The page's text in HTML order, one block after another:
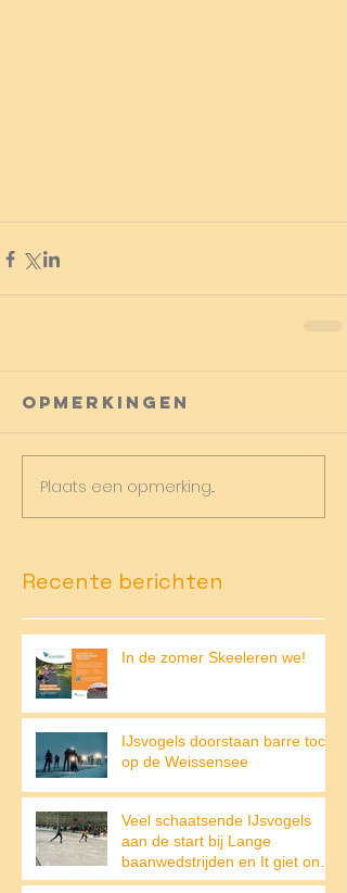
Opmerkingen
Plaats een opmerking...
Recente berichten
In de zomer Skeeleren we!
IJsvogels doorstaan barre tocht
op de Weissensee
Veel schaatsende IJsvogels
aan de start bij Lange
baanwedstrijden en It giet on
op de Weissensee